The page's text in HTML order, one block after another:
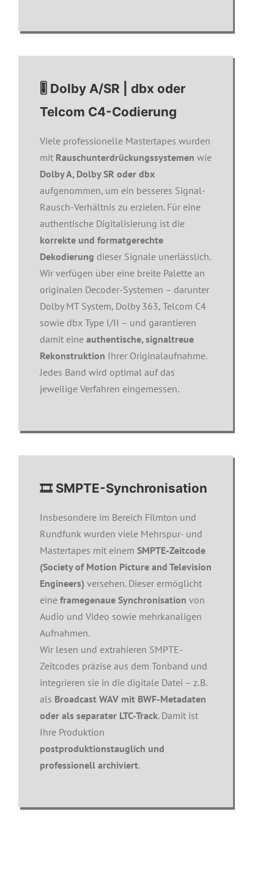
🎚️ Dolby A/SR | dbx oder
Telcom C4-Codierung
Viele professionelle Mastertapes wurden
mit Rauschunterdrückungssystemen wie
Dolby A, Dolby SR oder dbx
aufgenommen, um ein besseres Signal-
Rausch-Verhältnis zu erzielen. Für eine
authentische Digitalisierung ist die
korrekte und formatgerechte
Dekodierung dieser Signale unerlässlich.
Wir verfügen über eine breite Palette an
originalen Decoder-Systemen – darunter
Dolby MT System, Dolby 363, Telcom C4
sowie dbx Type I/II – und garantieren
damit eine authentische, signaltreue
Rekonstruktion Ihrer Originalaufnahme.
Jedes Band wird optimal auf das
jeweilige Verfahren eingemessen.
🎞️ SMPTE-Synchronisation
Insbesondere im Bereich Filmton und
Rundfunk wurden viele Mehrspur- und
Mastertapes mit einem SMPTE-Zeitcode
(Society of Motion Picture and Television
Engineers)versehen. Dieser ermöglicht
eine framegenaue Synchronisation von
Audio und Video sowie mehrkanaligen
Aufnahmen.
Wir lesen und extrahieren SMPTE-
Zeitcodes präzise aus dem Tonband und
integrieren sie in die digitale Datei – z. B.
als Broadcast WAV mit BWF-Metadaten
oder als separater LTC-Track. Damit ist
Ihre Produktion
postproduktionstauglich und
professionell archiviert.